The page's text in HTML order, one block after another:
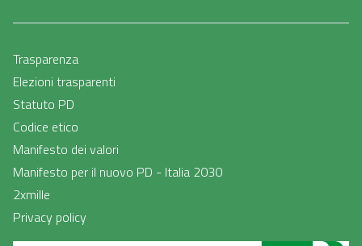
Trasparenza
Elezioni trasparenti
Statuto PD
Codice etico
Manifesto dei valori
Manifesto per il nuovo PD - Italia 2030
2xmille
Privacy policy